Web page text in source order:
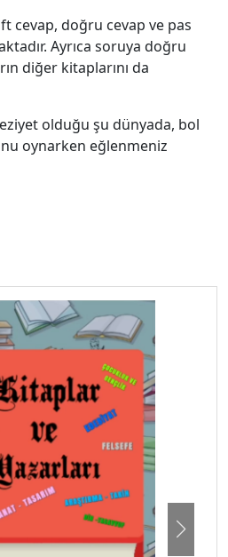
cevap, doğru cevap ve pas
Ayrıca soruya doğru
diğer kitaplarını da
olduğu şu dünyada, bol
oynarken eğlenmeniz